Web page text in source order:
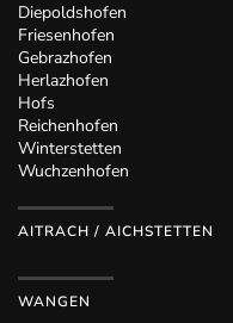
Diepoldshofen
Friesenhofen
Gebrazhofen
Herlazhofen
Hofs
Reichenhofen
Winterstetten
Wuchzenhofen
AITRACH / AICHSTETTEN
WANGEN